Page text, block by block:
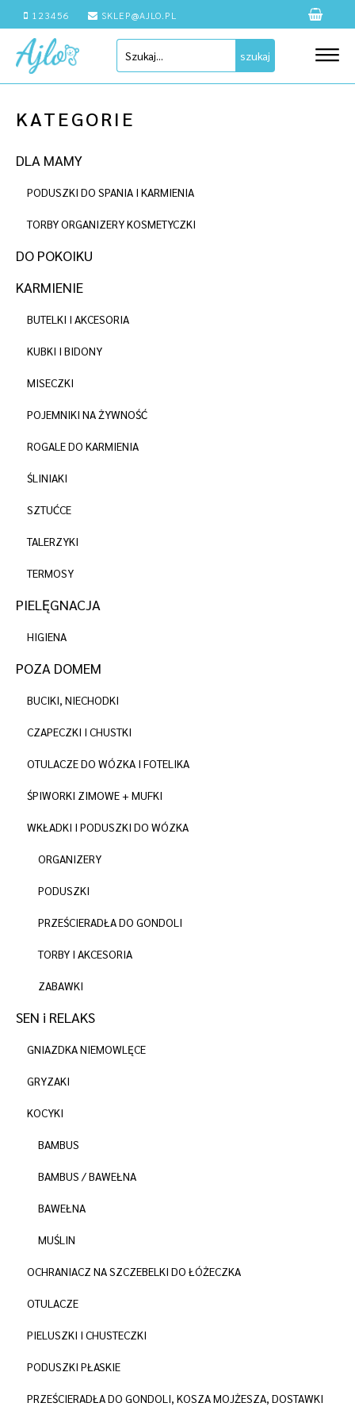
123456 SKLEP@AJLO.PL
szukaj
KATEGORIE
DLA MAMY
PODUSZKI DO SPANIA I KARMIENIA
TORBY ORGANIZERY KOSMETYCZKI
DO POKOIKU
KARMIENIE
BUTELKI I AKCESORIA
KUBKI I BIDONY
MISECZKI
POJEMNIKI NA ŻYWNOŚĆ
ROGALE DO KARMIENIA
ŚLINIAKI
SZTUĆCE
TALERZYKI
TERMOSY
PIELĘGNACJA
HIGIENA
POZA DOMEM
BUCIKI, NIECHODKI
CZAPECZKI I CHUSTKI
OTULACZE DO WÓZKA I FOTELIKA
ŚPIWORKI ZIMOWE + MUFKI
WKŁADKI I PODUSZKI DO WÓZKA
ORGANIZERY
PODUSZKI
PRZEŚCIERADŁA DO GONDOLI
TORBY I AKCESORIA
ZABAWKI
SEN i RELAKS
GNIAZDKA NIEMOWLĘCE
GRYZAKI
KOCYKI
BAMBUS
BAMBUS / BAWEŁNA
BAWEŁNA
MUŚLIN
OCHRANIACZ NA SZCZEBELKI DO ŁÓŻECZKA
OTULACZE
PIELUSZKI I CHUSTECZKI
PODUSZKI PŁASKIE
PRZEŚCIERADŁA DO GONDOLI, KOSZA MOJŻESZA, DOSTAWKI